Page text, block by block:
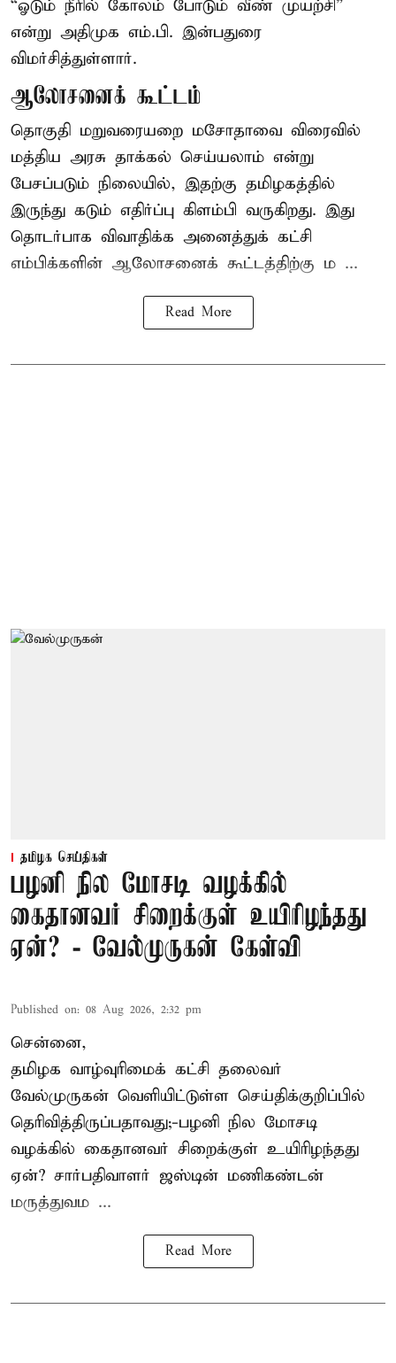
“ஓடும் நீரில் கோலம் போடும் வீண் முயற்சி”
என்று அதிமுக எம்.பி. இன்பதுரை
விமர்சித்துள்ளார்.
ஆலோசனைக் கூட்டம்
தொகுதி மறுவரையறை மசோதாவை விரைவில்
மத்திய அரசு தாக்கல் செய்யலாம் என்று
பேசப்படும் நிலையில், இதற்கு தமிழகத்தில்
இருந்து கடும் எதிர்ப்பு கிளம்பி வருகிறது. இது
தொடர்பாக விவாதிக்க அனைத்துக் கட்சி
எம்பிக்களின் ஆலோசனைக் கூட்டத்திற்கு ம ...
Read More
தமிழக செய்திகள்
பழனி நில மோசடி வழக்கில்
கைதானவர் சிறைக்குள் உயிரிழந்தது
ஏன்? - வேல்முருகன் கேள்வி
Published on: 08 Aug 2026, 2:32 pm
சென்னை,
தமிழக வாழ்வுரிமைக் கட்சி தலைவர்
வேல்முருகன் வெளியிட்டுள்ள செய்திக்குறிப்பில்
தெரிவித்திருப்பதாவது;-பழனி நில மோசடி
வழக்கில் கைதானவர் சிறைக்குள் உயிரிழந்தது
ஏன்? சார்பதிவாளர் ஜஸ்டின் மணிகண்டன்
மருத்துவம ...
Read More